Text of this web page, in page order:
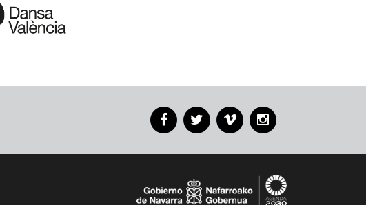
FacebookTwitterVimeoInstagram